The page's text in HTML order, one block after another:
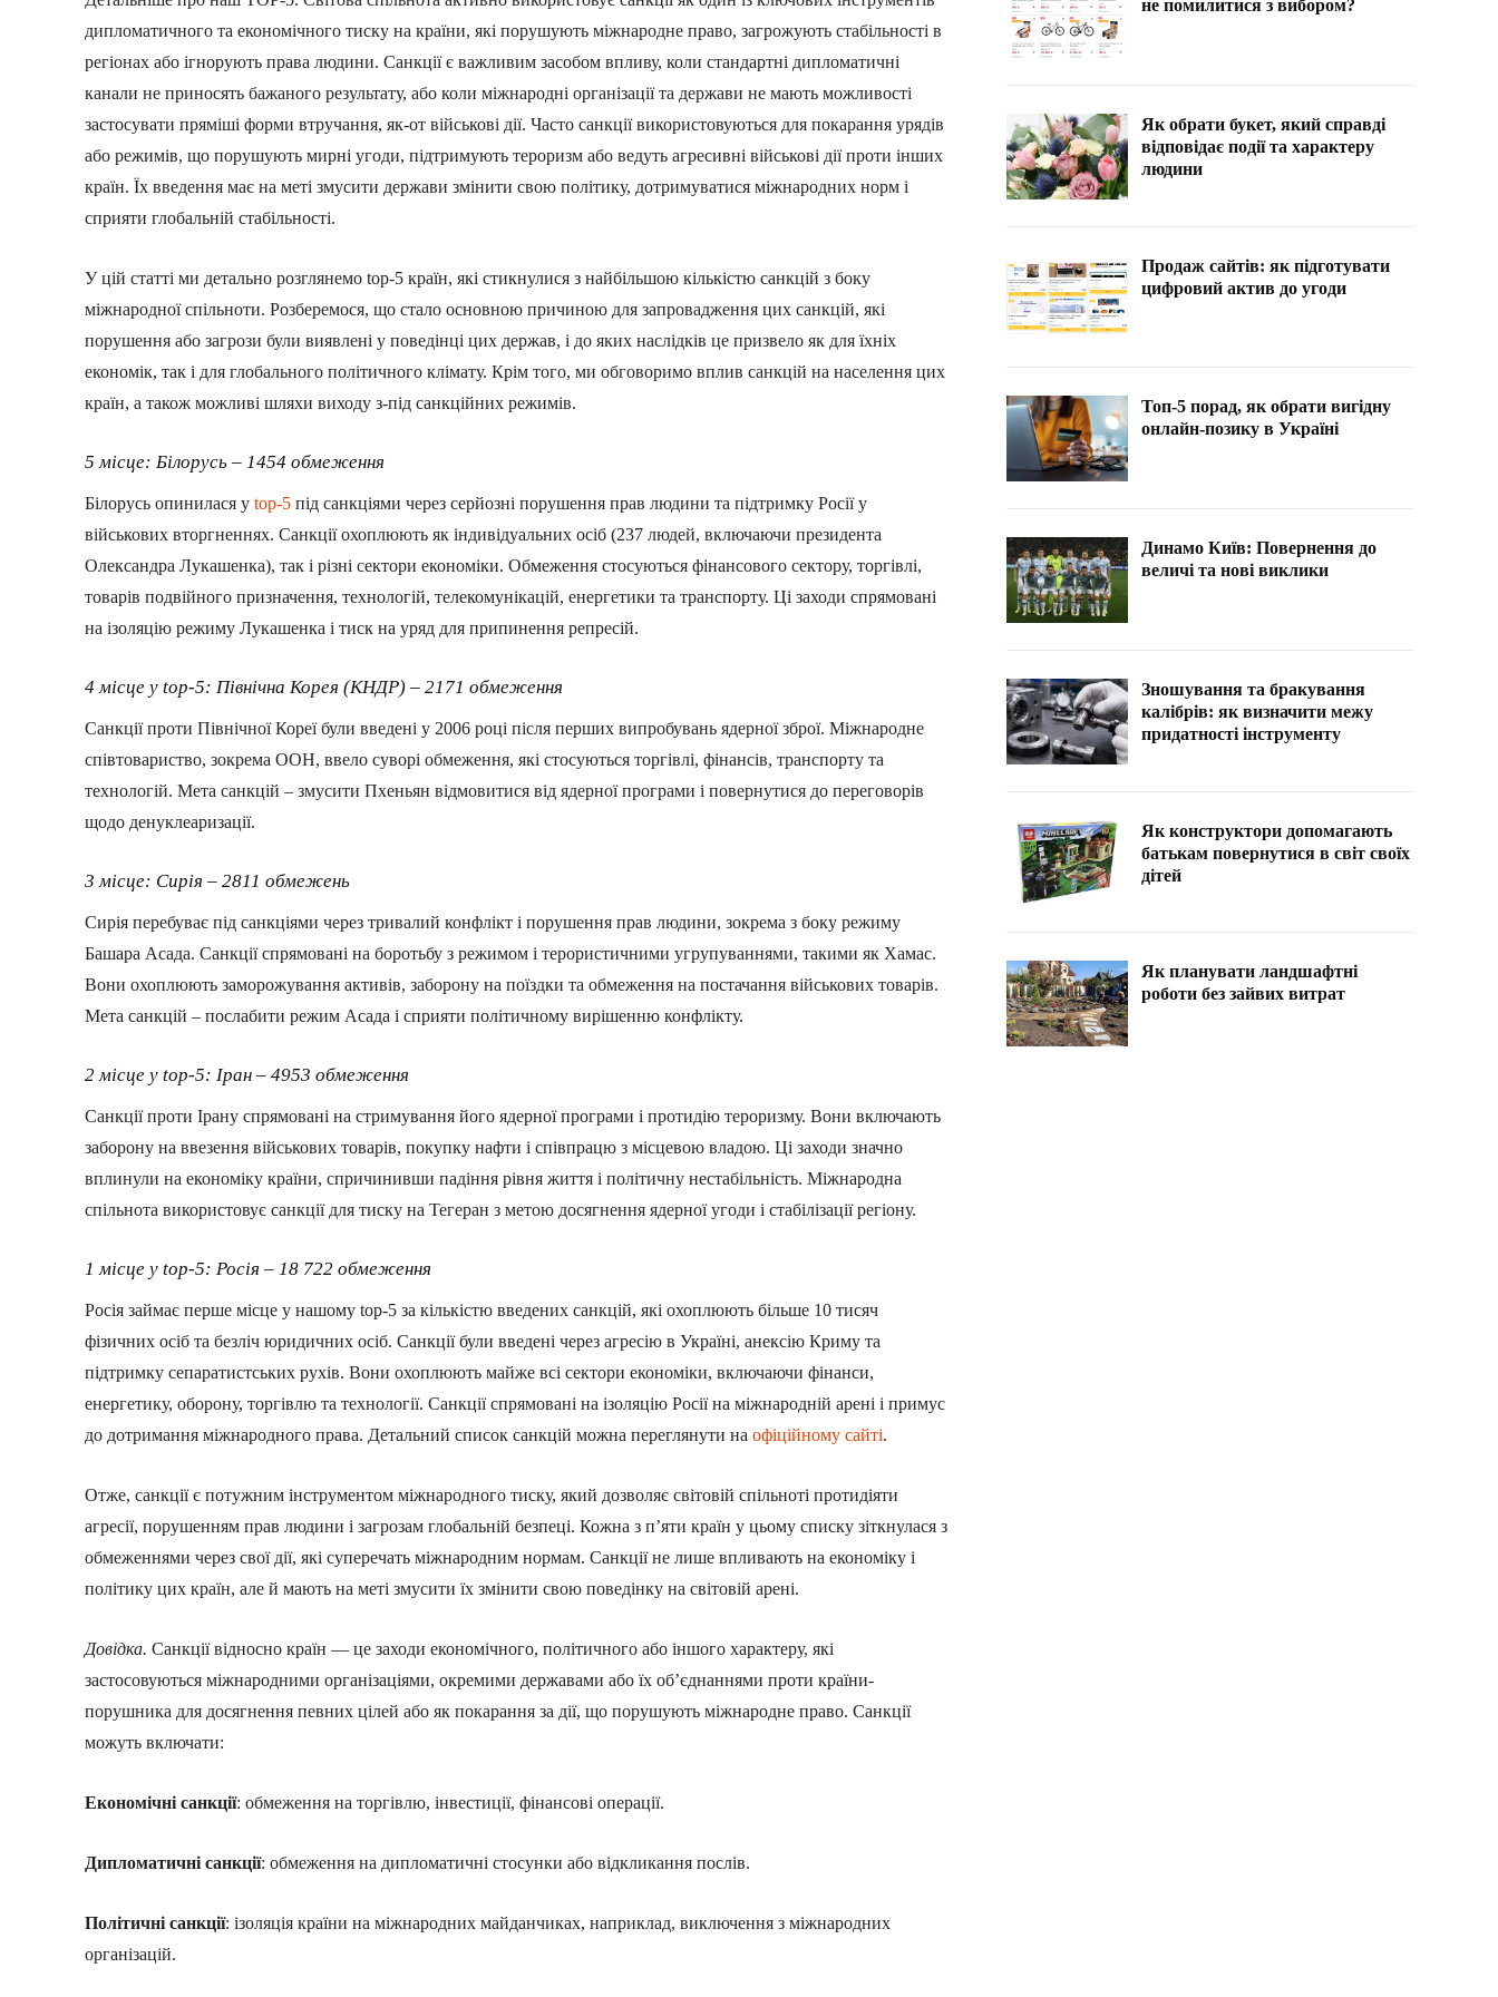
дипломатичного та економічного тиску на країни, які порушують міжнародне право, загрожують стабільності в
регіонах або ігнорують права людини. Санкції є важливим засобом впливу, коли стандартні дипломатичні
канали не приносять бажаного результату, або коли міжнародні організації та держави не мають можливості
застосувати пряміші форми втручання, як-от військові дії. Часто санкції використовуються для покарання урядів
або режимів, що порушують мирні угоди, підтримують тероризм або ведуть агресивні військові дії проти інших
країн. Їх введення має на меті змусити держави змінити свою політику, дотримуватися міжнародних норм і
сприяти глобальній стабільності.
У цій статті ми детально розглянемо top-5 країн, які стикнулися з найбільшою кількістю санкцій з боку
міжнародної спільноти. Розберемося, що стало основною причиною для запровадження цих санкцій, які
порушення або загрози були виявлені у поведінці цих держав, і до яких наслідків це призвело як для їхніх
економік, так і для глобального політичного клімату. Крім того, ми обговоримо вплив санкцій на населення цих
країн, а також можливі шляхи виходу з-під санкційних режимів.
5 місце: Білорусь – 1454 обмеження
Білорусь опинилася у top-5 під санкціями через серйозні порушення прав людини та підтримку Росії у
військових вторгненнях. Санкції охоплюють як індивідуальних осіб (237 людей, включаючи президента
Олександра Лукашенка), так і різні сектори економіки. Обмеження стосуються фінансового сектору, торгівлі,
товарів подвійного призначення, технологій, телекомунікацій, енергетики та транспорту. Ці заходи спрямовані
на ізоляцію режиму Лукашенка і тиск на уряд для припинення репресій.
4 місце у top-5: Північна Корея (КНДР) – 2171 обмеження
Санкції проти Північної Кореї були введені у 2006 році після перших випробувань ядерної зброї. Міжнародне
співтовариство, зокрема ООН, ввело суворі обмеження, які стосуються торгівлі, фінансів, транспорту та
технологій. Мета санкцій – змусити Пхеньян відмовитися від ядерної програми і повернутися до переговорів
щодо денуклеаризації.
3 місце: Сирія – 2811 обмежень
Сирія перебуває під санкціями через тривалий конфлікт і порушення прав людини, зокрема з боку режиму
Башара Асада. Санкції спрямовані на боротьбу з режимом і терористичними угрупуваннями, такими як Хамас.
Вони охоплюють заморожування активів, заборону на поїздки та обмеження на постачання військових товарів.
Мета санкцій – послабити режим Асада і сприяти політичному вирішенню конфлікту.
2 місце у top-5: Іран – 4953 обмеження
Санкції проти Ірану спрямовані на стримування його ядерної програми і протидію тероризму. Вони включають
заборону на ввезення військових товарів, покупку нафти і співпрацю з місцевою владою. Ці заходи значно
вплинули на економіку країни, спричинивши падіння рівня життя і політичну нестабільність. Міжнародна
спільнота використовує санкції для тиску на Тегеран з метою досягнення ядерної угоди і стабілізації регіону.
1 місце у top-5: Росія – 18 722 обмеження
Росія займає перше місце у нашому top-5 за кількістю введених санкцій, які охоплюють більше 10 тисяч
фізичних осіб та безліч юридичних осіб. Санкції були введені через агресію в Україні, анексію Криму та
підтримку сепаратистських рухів. Вони охоплюють майже всі сектори економіки, включаючи фінанси,
енергетику, оборону, торгівлю та технології. Санкції спрямовані на ізоляцію Росії на міжнародній арені і примус
до дотримання міжнародного права. Детальний список санкцій можна переглянути на офіційному сайті.
Отже, санкції є потужним інструментом міжнародного тиску, який дозволяє світовій спільноті протидіяти
агресії, порушенням прав людини і загрозам глобальній безпеці. Кожна з п’яти країн у цьому списку зіткнулася з
обмеженнями через свої дії, які суперечать міжнародним нормам. Санкції не лише впливають на економіку і
політику цих країн, але й мають на меті змусити їх змінити свою поведінку на світовій арені.
Довідка. Санкції відносно країн — це заходи економічного, політичного або іншого характеру, які
застосовуються міжнародними організаціями, окремими державами або їх об’єднаннями проти країни-
порушника для досягнення певних цілей або як покарання за дії, що порушують міжнародне право. Санкції
можуть включати:
Економічні санкції: обмеження на торгівлю, інвестиції, фінансові операції.
Дипломатичні санкції: обмеження на дипломатичні стосунки або відкликання послів.
Політичні санкції: ізоляція країни на міжнародних майданчиках, наприклад, виключення з міжнародних
організацій.
не помилитися з вибором?
Як обрати букет, який справді
відповідає події та характеру
людини
Продаж сайтів: як підготувати
цифровий актив до угоди
Топ-5 порад, як обрати вигідну
онлайн-позику в Україні
Динамо Київ: Повернення до
величі та нові виклики
Зношування та бракування
калібрів: як визначити межу
придатності інструменту
Як конструктори допомагають
батькам повернутися в світ своїх
дітей
Як планувати ландшафтні
роботи без зайвих витрат